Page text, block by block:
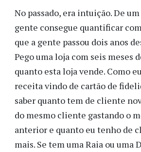
No passado, era intuição. De um
gente consegue quantificar
que a gente passou dois anos
Pego uma loja com seis meses
quanto esta loja vende. Como
receita vindo de cartão de
saber quanto tem de cliente
do mesmo cliente gastando o
anterior e quanto eu tenho de
mais. Se tem uma Raia ou uma